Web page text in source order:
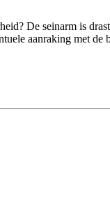
De seinarm is
aanraking met de